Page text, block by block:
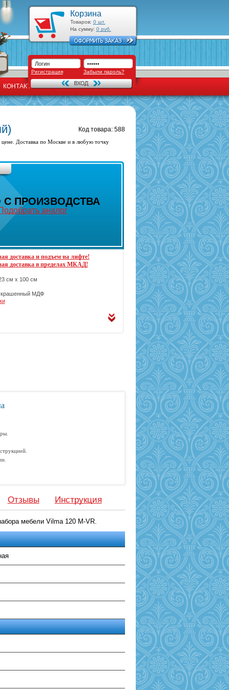
Корзина
Товаров: 0шт.
На сумму: 0руб.
Регистрация Забыли пароль?
КОНТАКТЫ
Код товара: 588
Доставка по Москве и в любую точку
С ПРОИЗВОДСТВА
аналог
доставка и подъем на лифте!
доставка в пределах МКАД!
см х 100 см
крашенный МДФ
Отзывы Инструкция
мебели Vilma 120 M-VR.